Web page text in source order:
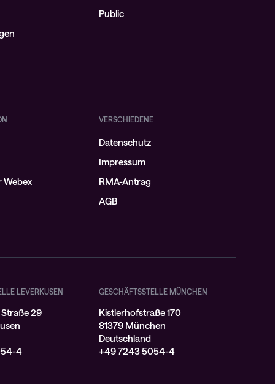
Public
Webex
VERSCHIEDENE
Datenschutz
Impressum
RMA-Antrag
AGB
LEVERKUSEN
29
4
GESCHÄFTSSTELLE MÜNCHEN
Kistlerhofstraße 170
81379 München
Deutschland
+49 7243 5054-4